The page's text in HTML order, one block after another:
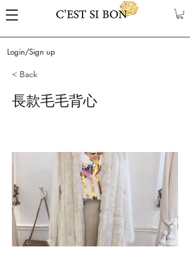
Login/Sign up
< Back
長款毛毛背心